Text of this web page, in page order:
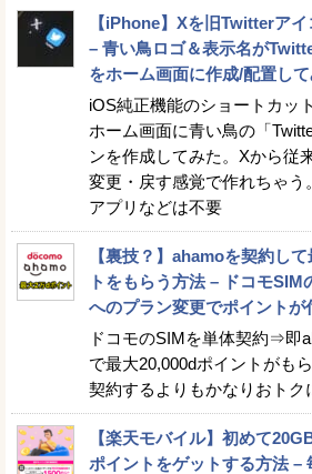
【iPhone】Xを旧Twitterア
– 青い鳥ロゴ＆表示名が
をホーム画面に作成/配置し
iOS純正機能のショートカッ
ホーム画面に青い鳥の「
ンを作成してみた。Xから従
変更・戻す感覚で作れちゃう
アプリなどは不要
【裏技？】ahamoを契約し
トをもらう方法 – ドコモ
へのプラン変更でポイントが
ドコモのSIMを単体契約⇒即
で最大20,000dポイントがも
契約するよりもかなりおトク
【楽天モバイル】初めて
ポイントをゲットする方法 –